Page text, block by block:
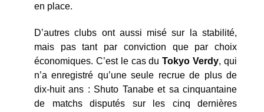
en place.
D’autres clubs ont aussi misé sur la stabilité,
mais pas tant par conviction que par choix
économiques. C’est le cas duTokyo Verdy, qui
n’a enregistré qu’une seule recrue de plus de
dix-huit ans : Shuto Tanabe et sa cinquantaine
de matchs disputés sur les cinq dernières